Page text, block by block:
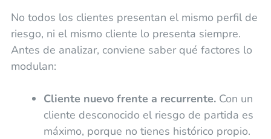
No todos los clientes presentan el mismo perfil de
riesgo, ni el mismo cliente lo presenta siempre.
Antes de analizar, conviene saber qué factores lo
modulan:
Cliente nuevo frente a recurrente.Con un
cliente desconocido el riesgo de partida es
máximo, porque no tienes histórico propio.